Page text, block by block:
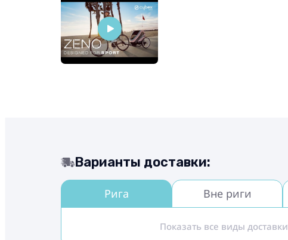
Варианты доставки:
Рига Вне риги
Показать все виды доставки